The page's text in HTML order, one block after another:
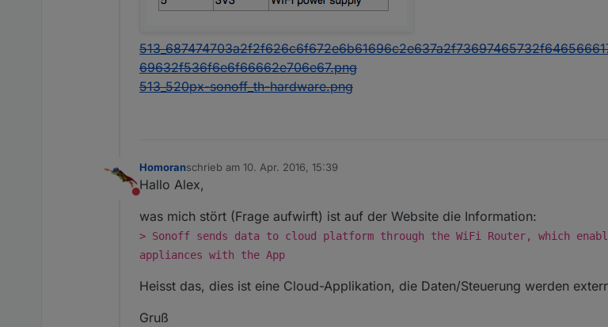
69632f536f6e6f66662e706e67.png
513_520px-sonoff_th-hardware.png
Nicht stören
Homoranschrieb am 10. Apr. 2016, 15:39
zuletzt editiert von
Hallo Alex,
was mich stört (Frage aufwirft) ist auf der Website die Information:
> Sonoff sends data to cloud platform through the WiFi Router, which
appliances with the App
Heisst das, dies ist eine Cloud-Applikation, die Daten/Steuerung werden
Gruß